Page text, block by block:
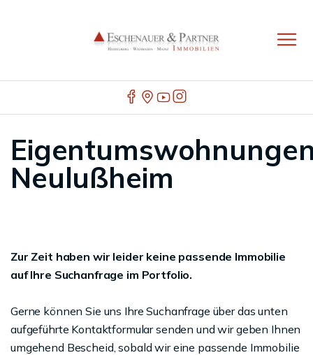
Neulußheim
Zur Zeit haben wir leider keine passende Immobilie
auf Ihre Suchanfrage im Portfolio.
Gerne können Sie uns Ihre Suchanfrage über das unten
aufgeführte Kontaktformular senden und wir geben Ihnen
umgehend Bescheid, sobald wir eine passende Immobilie